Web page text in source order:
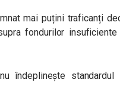
mai puțini traficanți
fondurilor insuficiente
îndeplinește standardul